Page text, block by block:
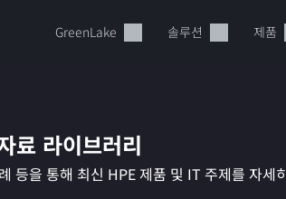
GreenLake 솔루션 제품
료 라이브러리
등을 통해 최신 HPE 제품 및 IT 주제를 자세